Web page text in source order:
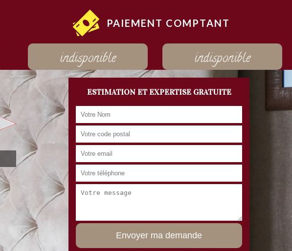
PAIEMENT COMPTANT
indisponible indisponible
ESTIMATION ET EXPERTISE GRATUITE